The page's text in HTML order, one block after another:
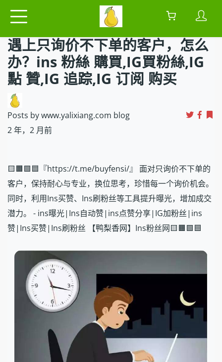
遇上只询价不下单的客户，怎么
办？ins 粉絲 購買,IG買粉絲,IG
點 贊,IG 追踪,IG 订阅 购买
Posts by www.yalixiang.com blog
2 年，2 月前
🟨🟧🟩🟦『https://t.me/buyfensi/』 面对只询价不下单的
客户，保持耐心与专业，换位思考，珍惜每一个询价机会。
同时，利用Ins买赞、Ins刷粉丝等工具提升曝光，增加成交
潜力。 - ins曝光|Ins自动赞|ins点赞分享|IG加粉丝|ins
赞|Ins买赞|Ins刷粉丝 【鸭梨香网】Ins粉丝网🟨🟧🟩🟦